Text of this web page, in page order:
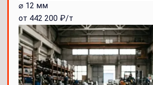
⌀ 12 мм
от 442 200 ₽/т